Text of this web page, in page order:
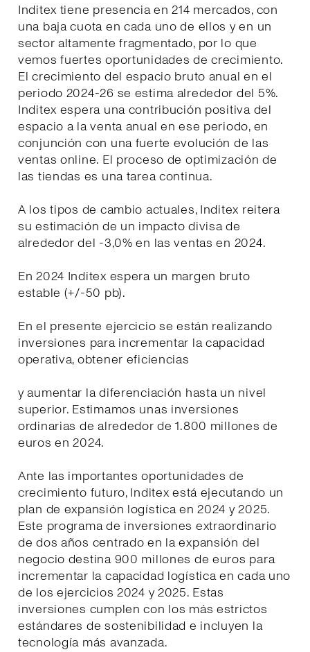
Inditex tiene presencia en 214 mercados, con
una baja cuota en cada uno de ellos y en un
sector altamente fragmentado, por lo que
vemos fuertes oportunidades de crecimiento.
El crecimiento del espacio bruto anual en el
periodo 2024-26 se estima alrededor del 5%.
Inditex espera una contribución positiva del
espacio a la venta anual en ese periodo, en
conjunción con una fuerte evolución de las
ventas online. El proceso de optimización de
las tiendas es una tarea continua.
A los tipos de cambio actuales, Inditex reitera
su estimación de un impacto divisa de
alrededor del -3,0% en las ventas en 2024.
En 2024 Inditex espera un margen bruto
estable (+/-50 pb).
En el presente ejercicio se están realizando
inversiones para incrementar la capacidad
operativa, obtener eficiencias
y aumentar la diferenciación hasta un nivel
superior. Estimamos unas inversiones
ordinarias de alrededor de 1.800 millones de
euros en 2024.
Ante las importantes oportunidades de
crecimiento futuro, Inditex está ejecutando un
plan de expansión logística en 2024 y 2025.
Este programa de inversiones extraordinario
de dos años centrado en la expansión del
negocio destina 900 millones de euros para
incrementar la capacidad logística en cada uno
de los ejercicios 2024 y 2025. Estas
inversiones cumplen con los más estrictos
estándares de sostenibilidad e incluyen la
tecnología más avanzada.